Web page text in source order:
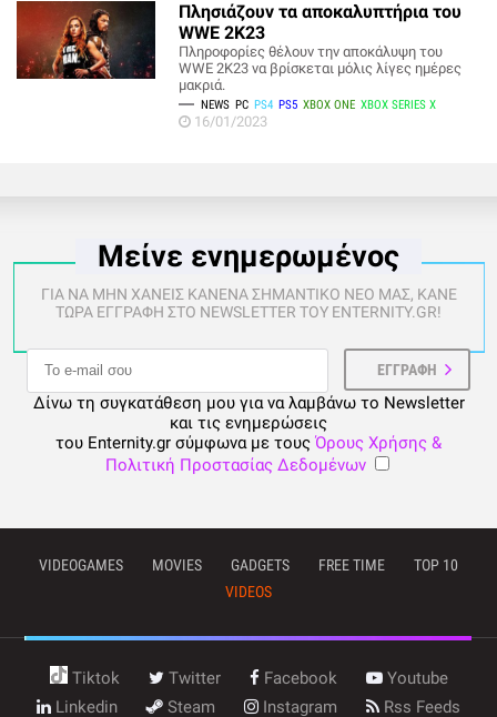
Πλησιάζουν τα αποκαλυπτήρια του
WWE 2K23
Πληροφορίες θέλουν την αποκάλυψη του
WWE 2K23 να βρίσκεται μόλις λίγες ημέρες
μακριά.
NEWS PC PS4 PS5 XBOX ONE XBOX SERIES X
16/01/2023
Μείνε ενημερωμένος
ΓΙΑ ΝΑ ΜΗΝ ΧΑΝΕΙΣ ΚΑΝΕΝΑ ΣΗΜΑΝΤΙΚΟ ΝΕΟ ΜΑΣ, ΚΑΝΕ
ΤΩΡΑ ΕΓΓΡΑΦΗ ΣΤΟ NEWSLETTER ΤΟΥ ENTERNITY.GR!
Δίνω τη συγκατάθεση μου για να λαμβάνω το Newsletter
και τις ενημερώσεις
του Enternity.gr σύμφωνα με τους Όρους Χρήσης &
Πολιτική Προστασίας Δεδομένων
VIDEOGAMES MOVIES GADGETS FREE TIME
TOP 10
VIDEOS
Tiktok Twitter Facebook
Youtube
Linkedin
Steam Instagram Rss Feeds